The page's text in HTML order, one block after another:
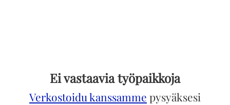
Ei vastaavia työpaikkoja
Verkostoidu kanssamme pysyäksesi